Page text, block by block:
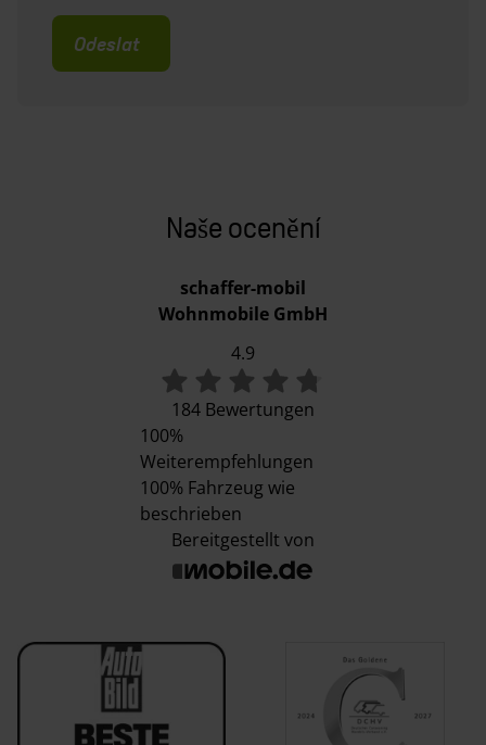
Odeslat
Naše ocenění
schaffer-mobil
Wohnmobile GmbH
4.9
184 Bewertungen
100%
Weiterempfehlungen
100% Fahrzeug wie
beschrieben
Bereitgestellt von